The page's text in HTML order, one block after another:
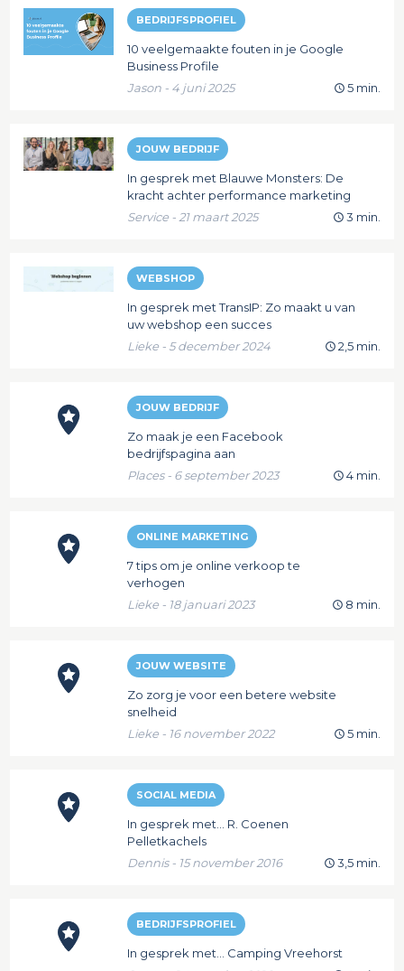
BEDRIJFSPROFIEL
10 veelgemaakte fouten in je Google
Business Profile
Jason - 4 juni 2025
5 min.
JOUW BEDRIJF
In gesprek met Blauwe Monsters: De
kracht achter performance marketing
Service - 21 maart 2025
3 min.
WEBSHOP
In gesprek met TransIP: Zo maakt u van
uw webshop een succes
Lieke - 5 december 2024
2,5 min.
JOUW BEDRIJF
Zo maak je een Facebook
bedrijfspagina aan
Places - 6 september 2023
4 min.
ONLINE MARKETING
7 tips om je online verkoop te
verhogen
Lieke - 18 januari 2023
8 min.
JOUW WEBSITE
Zo zorg je voor een betere website
snelheid
Lieke - 16 november 2022
5 min.
SOCIAL MEDIA
In gesprek met... R. Coenen
Pelletkachels
Dennis - 15 november 2016
3,5 min.
BEDRIJFSPROFIEL
In gesprek met... Camping Vreehorst